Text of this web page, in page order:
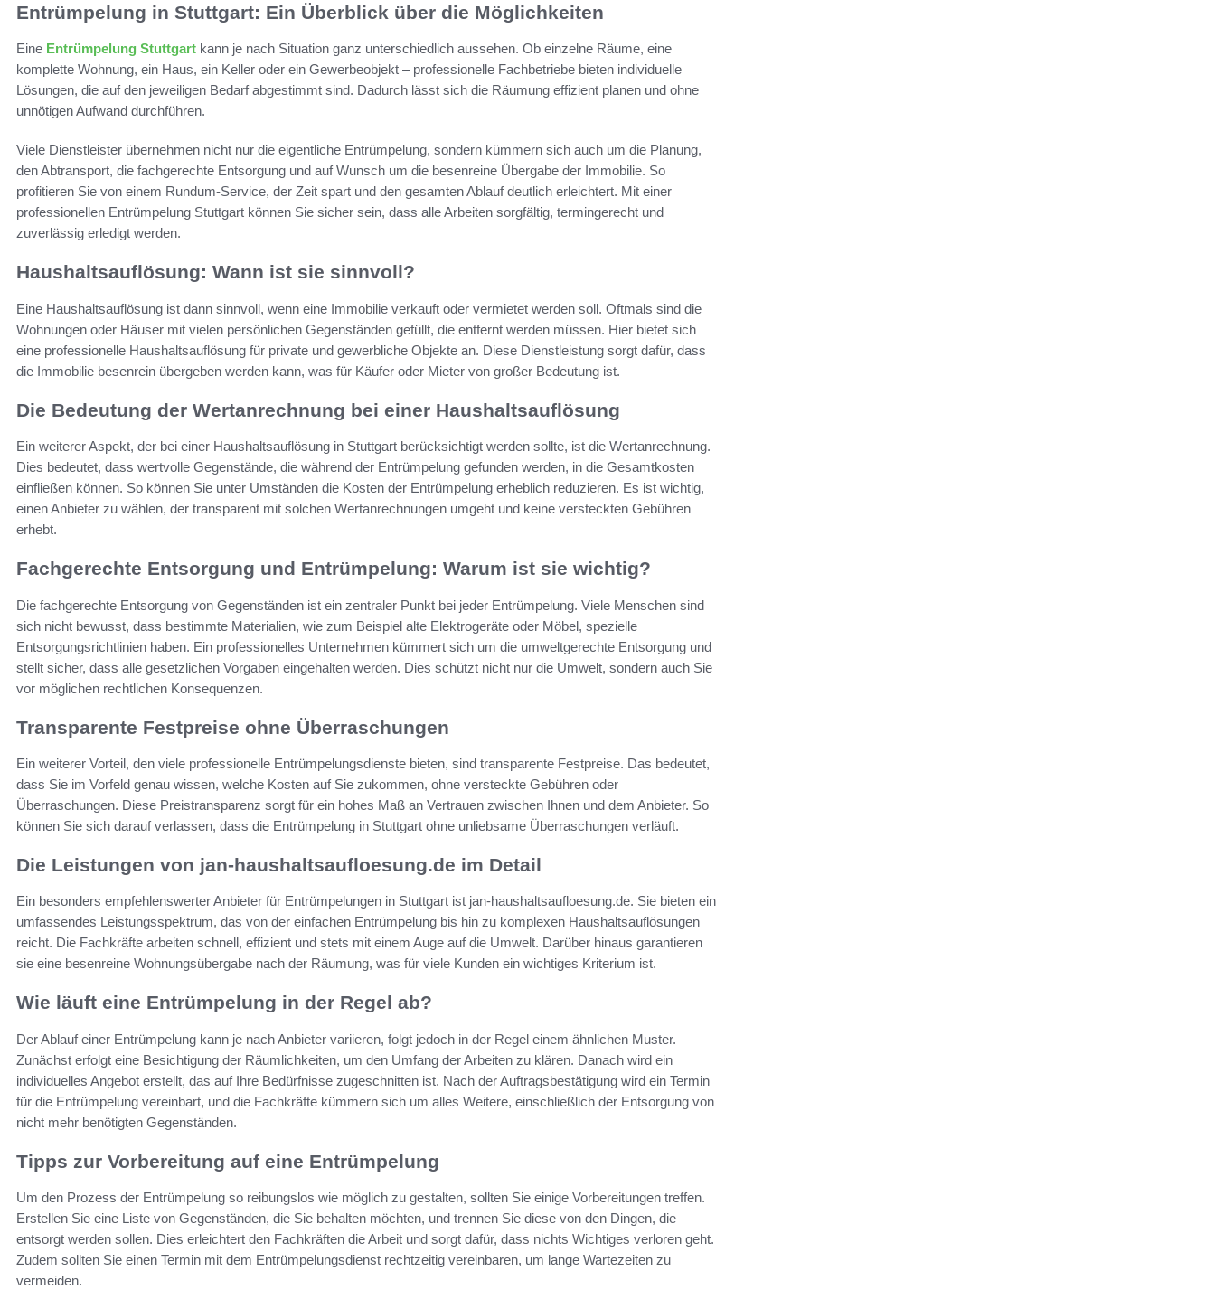
Entrümpelung in Stuttgart: Ein Überblick über die Möglichkeiten
Eine Entrümpelung Stuttgart kann je nach Situation ganz unterschiedlich aussehen. Ob einzelne Räume, eine
komplette Wohnung, ein Haus, ein Keller oder ein Gewerbeobjekt – professionelle Fachbetriebe bieten individuelle
Lösungen, die auf den jeweiligen Bedarf abgestimmt sind. Dadurch lässt sich die Räumung effizient planen und ohne
unnötigen Aufwand durchführen.
Viele Dienstleister übernehmen nicht nur die eigentliche Entrümpelung, sondern kümmern sich auch um die Planung,
den Abtransport, die fachgerechte Entsorgung und auf Wunsch um die besenreine Übergabe der Immobilie. So
profitieren Sie von einem Rundum-Service, der Zeit spart und den gesamten Ablauf deutlich erleichtert. Mit einer
professionellen Entrümpelung Stuttgart können Sie sicher sein, dass alle Arbeiten sorgfältig, termingerecht und
zuverlässig erledigt werden.
Haushaltsauflösung: Wann ist sie sinnvoll?
Eine Haushaltsauflösung ist dann sinnvoll, wenn eine Immobilie verkauft oder vermietet werden soll. Oftmals sind die
Wohnungen oder Häuser mit vielen persönlichen Gegenständen gefüllt, die entfernt werden müssen. Hier bietet sich
eine professionelle Haushaltsauflösung für private und gewerbliche Objekte an. Diese Dienstleistung sorgt dafür, dass
die Immobilie besenrein übergeben werden kann, was für Käufer oder Mieter von großer Bedeutung ist.
Die Bedeutung der Wertanrechnung bei einer Haushaltsauflösung
Ein weiterer Aspekt, der bei einer Haushaltsauflösung in Stuttgart berücksichtigt werden sollte, ist die Wertanrechnung.
Dies bedeutet, dass wertvolle Gegenstände, die während der Entrümpelung gefunden werden, in die Gesamtkosten
einfließen können. So können Sie unter Umständen die Kosten der Entrümpelung erheblich reduzieren. Es ist wichtig,
einen Anbieter zu wählen, der transparent mit solchen Wertanrechnungen umgeht und keine versteckten Gebühren
erhebt.
Fachgerechte Entsorgung und Entrümpelung: Warum ist sie wichtig?
Die fachgerechte Entsorgung von Gegenständen ist ein zentraler Punkt bei jeder Entrümpelung. Viele Menschen sind
sich nicht bewusst, dass bestimmte Materialien, wie zum Beispiel alte Elektrogeräte oder Möbel, spezielle
Entsorgungsrichtlinien haben. Ein professionelles Unternehmen kümmert sich um die umweltgerechte Entsorgung und
stellt sicher, dass alle gesetzlichen Vorgaben eingehalten werden. Dies schützt nicht nur die Umwelt, sondern auch Sie
vor möglichen rechtlichen Konsequenzen.
Transparente Festpreise ohne Überraschungen
Ein weiterer Vorteil, den viele professionelle Entrümpelungsdienste bieten, sind transparente Festpreise. Das bedeutet,
dass Sie im Vorfeld genau wissen, welche Kosten auf Sie zukommen, ohne versteckte Gebühren oder
Überraschungen. Diese Preistransparenz sorgt für ein hohes Maß an Vertrauen zwischen Ihnen und dem Anbieter. So
können Sie sich darauf verlassen, dass die Entrümpelung in Stuttgart ohne unliebsame Überraschungen verläuft.
Die Leistungen von jan-haushaltsaufloesung.de im Detail
Ein besonders empfehlenswerter Anbieter für Entrümpelungen in Stuttgart ist jan-haushaltsaufloesung.de. Sie bieten ein
umfassendes Leistungsspektrum, das von der einfachen Entrümpelung bis hin zu komplexen Haushaltsauflösungen
reicht. Die Fachkräfte arbeiten schnell, effizient und stets mit einem Auge auf die Umwelt. Darüber hinaus garantieren
sie eine besenreine Wohnungsübergabe nach der Räumung, was für viele Kunden ein wichtiges Kriterium ist.
Wie läuft eine Entrümpelung in der Regel ab?
Der Ablauf einer Entrümpelung kann je nach Anbieter variieren, folgt jedoch in der Regel einem ähnlichen Muster.
Zunächst erfolgt eine Besichtigung der Räumlichkeiten, um den Umfang der Arbeiten zu klären. Danach wird ein
individuelles Angebot erstellt, das auf Ihre Bedürfnisse zugeschnitten ist. Nach der Auftragsbestätigung wird ein Termin
für die Entrümpelung vereinbart, und die Fachkräfte kümmern sich um alles Weitere, einschließlich der Entsorgung von
nicht mehr benötigten Gegenständen.
Tipps zur Vorbereitung auf eine Entrümpelung
Um den Prozess der Entrümpelung so reibungslos wie möglich zu gestalten, sollten Sie einige Vorbereitungen treffen.
Erstellen Sie eine Liste von Gegenständen, die Sie behalten möchten, und trennen Sie diese von den Dingen, die
entsorgt werden sollen. Dies erleichtert den Fachkräften die Arbeit und sorgt dafür, dass nichts Wichtiges verloren geht.
Zudem sollten Sie einen Termin mit dem Entrümpelungsdienst rechtzeitig vereinbaren, um lange Wartezeiten zu
vermeiden.